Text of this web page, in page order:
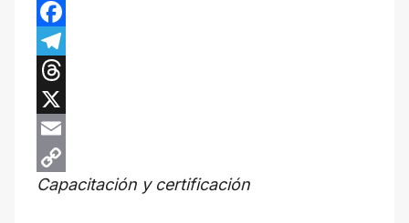
W
h
a
s
A
p
F
a
c
e
b
o
T
e
e
g
T
h
r
e
X
E
m
C
Capacitación y certificación